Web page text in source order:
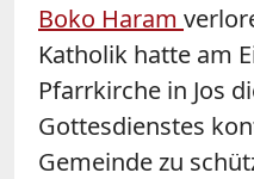
Boko Haram
Katholik hatte am
Pfarrkirche in Jos
Gottesdienstes
Gemeinde zu